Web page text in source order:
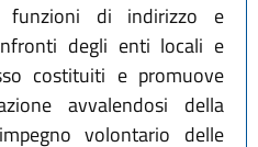
funzioni di indirizzo e
degli enti locali e
costituiti e promuove
avvalendosi della
volontario delle